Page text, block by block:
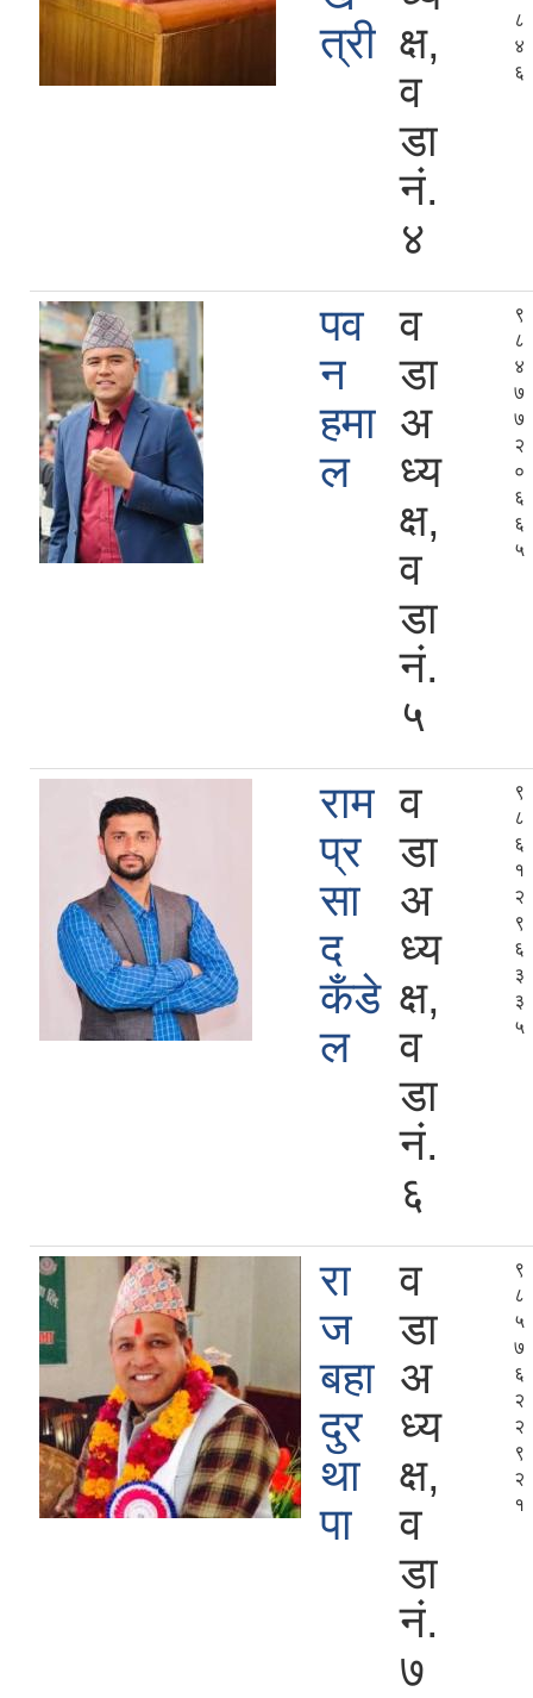
त्री क्ष,
व
डा
नं.
४
८
४
६
पव
न
हमा
ल
व
डा
अ
ध्य
क्ष,
व
डा
नं.
५
९
८
४
७
७
२
०
६
६
५
राम
प्र
सा
द
कँडे
ल
व
डा
अ
ध्य
क्ष,
व
डा
नं.
६
९
८
६
१
२
९
६
३
३
५
रा
ज
बहा
दुर
था
पा
व
डा
अ
ध्य
क्ष,
व
डा
नं.
७
९
८
५
७
६
२
२
९
२
१